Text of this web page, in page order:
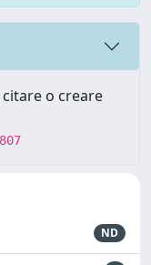
o creare
ND